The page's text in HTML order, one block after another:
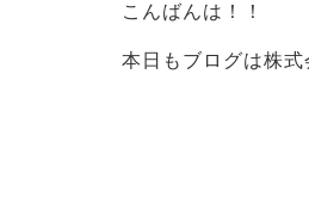
こんばんは！！
本日もブログは株